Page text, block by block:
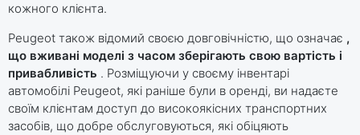
кожного клієнта.
Peugeot також відомий своєю довговічністю, що означає ,
що вживані моделі з часом зберігають свою вартість і
привабливість . Розміщуючи у своєму інвентарі
автомобілі Peugeot, які раніше були в оренді, ви надаєте
своїм клієнтам доступ до високоякісних транспортних
засобів, що добре обслуговуються, які обіцяють